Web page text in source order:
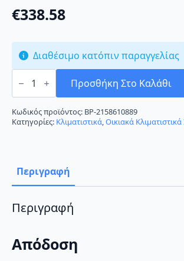
€338.58
Διαθέσιμο κατόπιν παραγγελίας
Sendo
Aeolos
SND-
09ALSI2
Κλιματιστικό
Inverter
με
Ιονιστή
και
Fi
ποσότητα
Προσθήκη Στο Καλάθι
Κωδικός προϊόντος: BP-2158610889
Κατηγορίες: Κλιματιστικά,Οικιακά
Περιγραφή
Περιγραφή
Απόδοση